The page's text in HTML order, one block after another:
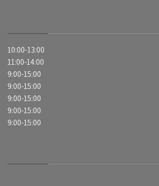
10:00-13:00
11:00-14:00
9:00-15:00
9:00-15:00
9:00-15:00
9:00-15:00
9:00-15:00